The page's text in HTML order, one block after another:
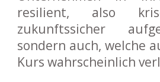
resilient, also
zukunftssicher
sondern auch, welche
Kurs wahrscheinlich